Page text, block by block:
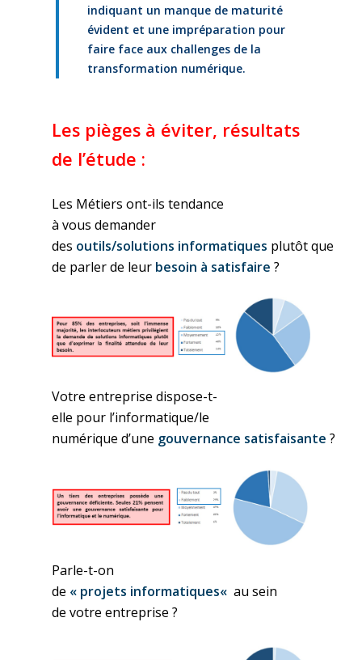
indiquant un manque de maturité
évident et une impréparation pour
faire face aux challenges de la
transformation numérique.
Les pièges à éviter, résultats
de l’étude :
Les Métiers ont-ils tendance
àvous demander
des outils/solutions informatiques plutôtque
de parlerde leur besoin à satisfaire ?
Votre entreprise dispose-t-
elle pour l’informatique/le
numériqued’une gouvernance satisfaisante ?
Parle-t-on
de « projets informatiques« au sein
devotre entreprise ?